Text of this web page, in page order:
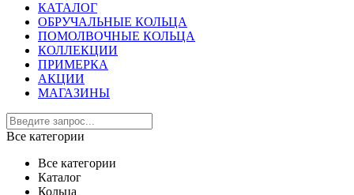
КАТАЛОГ
ОБРУЧАЛЬНЫЕ КОЛЬЦА
ПОМОЛВОЧНЫЕ КОЛЬЦА
КОЛЛЕКЦИИ
ПРИМЕРКА
АКЦИИ
МАГАЗИНЫ
Все категории
Все категории
Каталог
Кольца